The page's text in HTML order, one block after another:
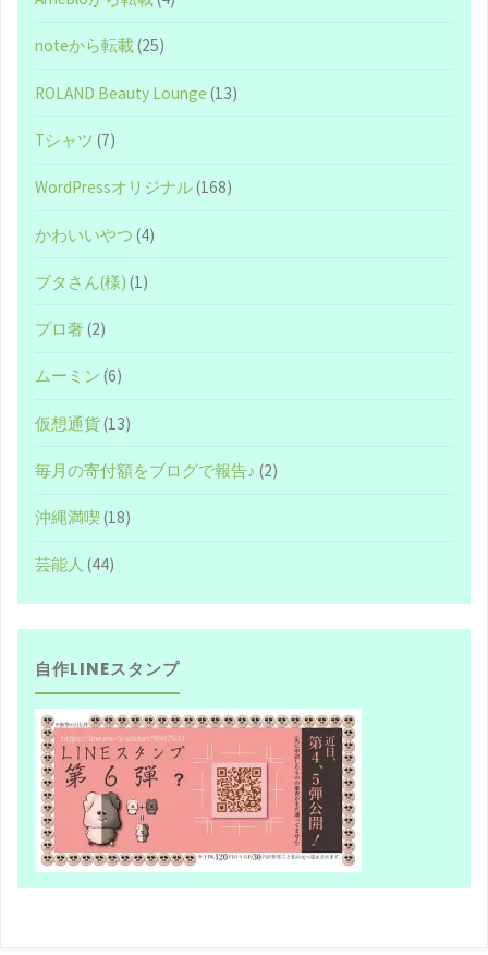
noteから転載(25)
ROLAND Beauty Lounge (13)
Tシャツ (7)
WordPressオリジナル(168)
かわいいやつ (4)
ブタさん(様) (1)
プロ奢 (2)
ムーミン (6)
仮想通貨(13)
毎月の寄付額をブログで報告♪ (2)
沖縄満喫 (18)
芸能人 (44)
自作LINEスタンプ